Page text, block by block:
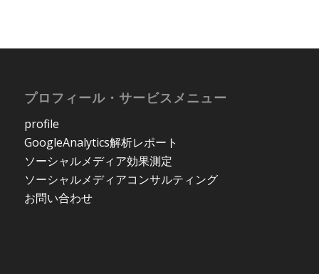
プロフィール・サービスメニュー
profile
GoogleAnalytics解析レポート
ソーシャルメディア効果測定
ソーシャルメディアコンサルティング
お問い合わせ